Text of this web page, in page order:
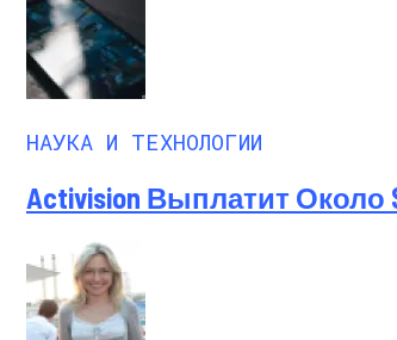
НАУКА И ТЕХНОЛОГИИ
Activision Выплатит